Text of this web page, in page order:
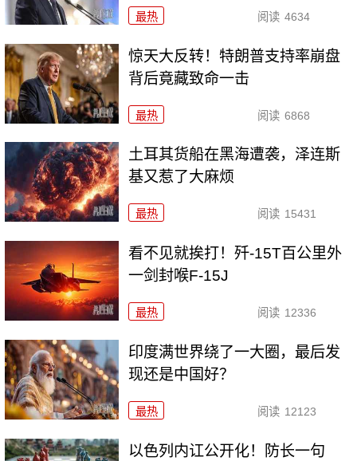
最热 阅读 4634
惊天大反转！特朗普支持率崩盘
背后竟藏致命一击
最热 阅读 6868
土耳其货船在黑海遭袭，泽连斯
基又惹了大麻烦
最热 阅读 15431
看不见就挨打！歼-15T百公里外
一剑封喉F-15J
最热 阅读 12336
印度满世界绕了一大圈，最后发
现还是中国好？
最热 阅读 12123
以色列内讧公开化！防长一句